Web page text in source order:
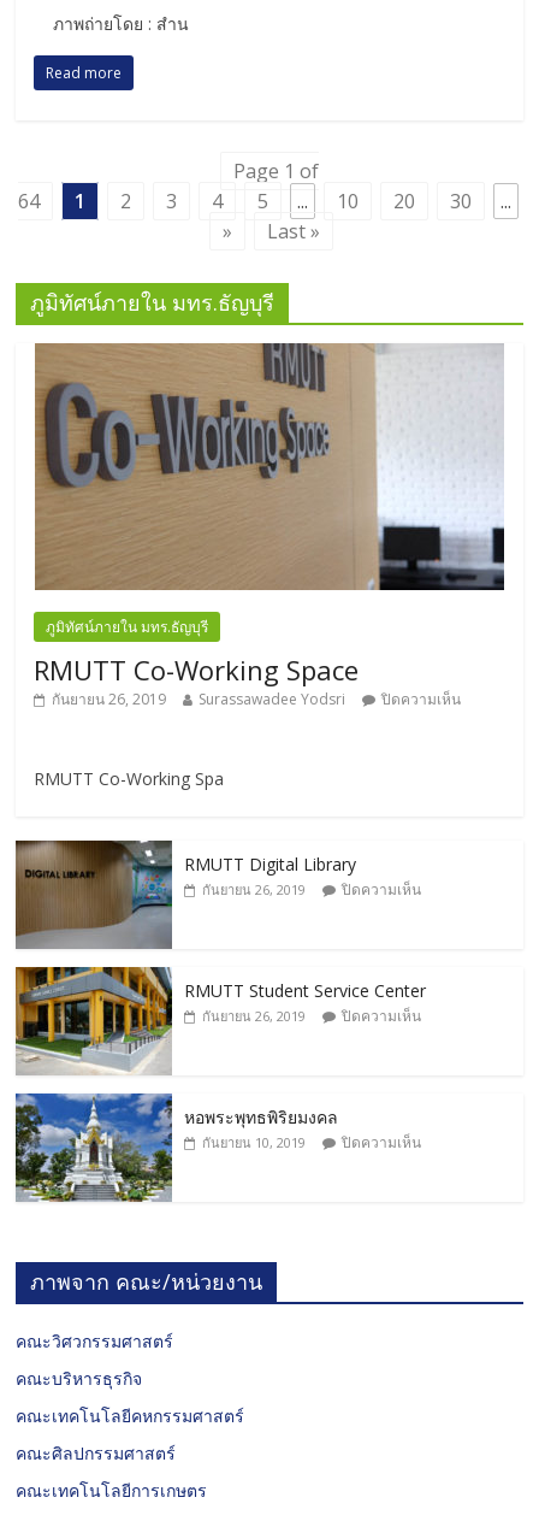
ภาพถ่ายโดย : สำน
Read more
Page 1 of
64
1 2 3 4 5 ... 10 20 30
...
»
Last »
ภูมิทัศน์ภายใน มทร.ธัญบุรี
ภูมิทัศน์ภายใน มทร.ธัญบุรี
RMUTT Co-Working Space
กันยายน 26, 2019 Surassawadee Yodsri ปิดความเห็น
RMUTT Co-Working Spa
RMUTT Digital Library
กันยายน 26, 2019 ปิดความเห็น
RMUTT Student Service Center
กันยายน 26, 2019 ปิดความเห็น
หอพระพุทธพิริยมงคล
กันยายน 10, 2019 ปิดความเห็น
ภาพจาก คณะ/หน่วยงาน
คณะวิศวกรรมศาสตร์
คณะบริหารธุรกิจ
คณะเทคโนโลยีคหกรรมศาสตร์
คณะศิลปกรรมศาสตร์
คณะเทคโนโลยีการเกษตร